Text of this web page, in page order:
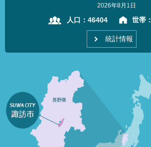
2026年8月1日
人口： 46404 世帯：
統計情報